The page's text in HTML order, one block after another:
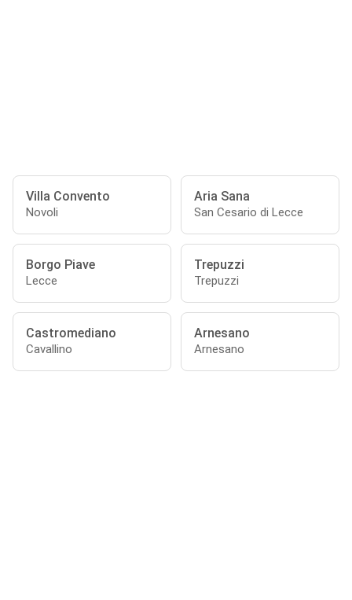
Villa Convento
Novoli
Aria Sana
San Cesario di Lecce
Borgo Piave
Lecce
Trepuzzi
Trepuzzi
Castromediano
Cavallino
Arnesano
Arnesano